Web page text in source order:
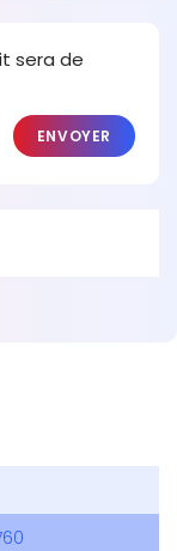
sera de
ENVOYER